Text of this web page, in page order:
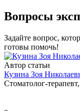
Вопросы
Задайте вопрос,
готовы помочь!
Автор статьи
Кузина Зоя
Стоматолог-